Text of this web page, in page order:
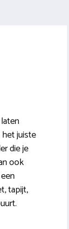
het juiste
die je
ook
tapijt,